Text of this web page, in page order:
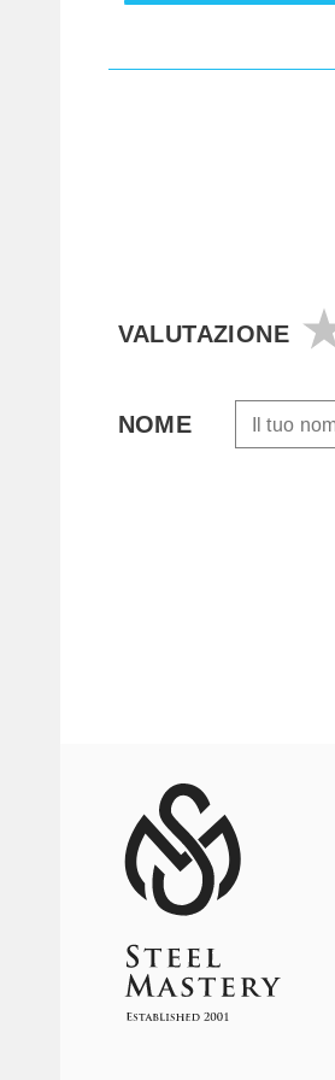
VALUTAZIONE
NOME